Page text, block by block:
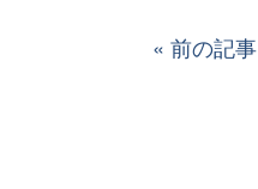
前の記事